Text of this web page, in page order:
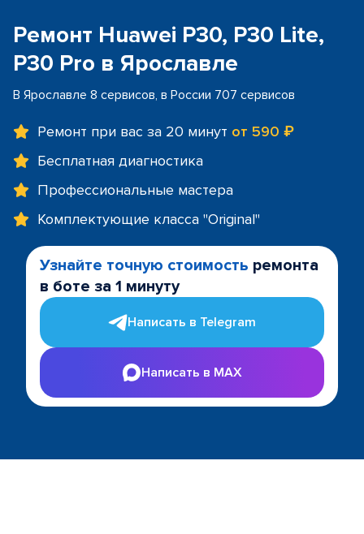
Ремонт Huawei P30, P30 Lite,
P30 Pro в Ярославле
В Ярославле 8 сервисов, в России 707 сервисов
Ремонт при вас за 20 минут от 590 ₽
Бесплатная диагностика
Профессиональные мастера
Комплектующие класса "Original"
Узнайте точную стоимость ремонта
в боте за 1 минуту
Написать в Telegram
Написать в MAX